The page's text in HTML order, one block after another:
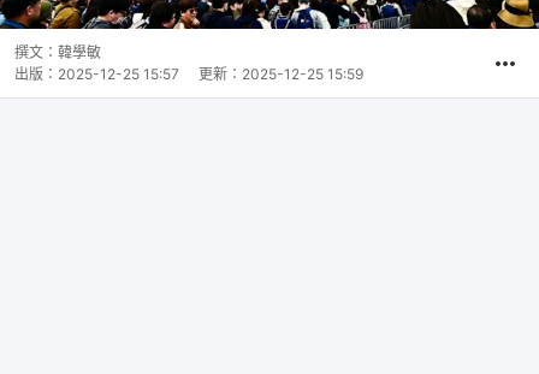
撰文： 韓學敏
出版： 2025-12-25 15:57 更新： 2025-12-25 15:59